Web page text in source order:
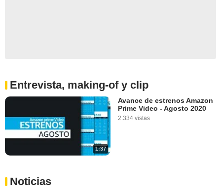
Entrevista, making-of y clip
1:37
Avance de estrenos Amazon
Prime Video - Agosto 2020
2.334 vistas
Noticias